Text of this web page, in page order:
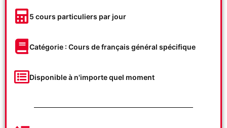
5 cours particuliers par jour
Catégorie : Cours de français général spécifique
Disponible à n'importe quel moment